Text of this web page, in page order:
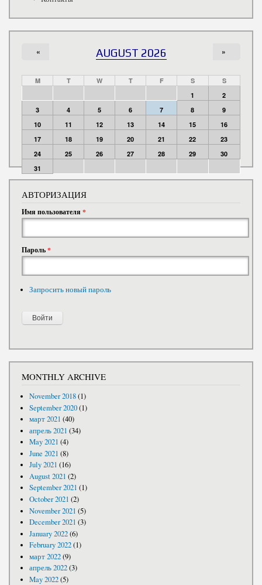
AUGUST 2026
« »
M T W T F S
S
1
2
3
4 5 6 7 8
9
10
11 12 13 14 15
16
17
18 19 20 21 22
23
24
25 26 27 28 29
30
31
АВТОРИЗАЦИЯ
Имя пользователя *
Пароль*
Запросить новый пароль
MONTHLY ARCHIVE
November 2018(1)
September 2020(1)
март 2021 (40)
апрель 2021 (34)
May 2021 (4)
June 2021 (8)
July 2021 (16)
August 2021 (2)
September 2021 (1)
October 2021 (2)
November 2021 (5)
December 2021 (3)
January 2022(6)
February 2022(1)
март 2022(9)
апрель 2022(3)
May 2022(5)